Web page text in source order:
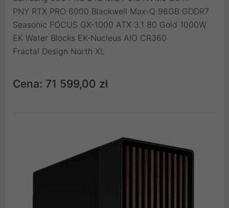
PNY RTX PRO 6000 Blackwell Max-Q 96GB GDDR7
Seasonic FOCUS GX-1000 ATX 3.1 80 Gold 1000W
EK Water Blocks EK-Nucleus AIO CR360
Fractal Design North XL
Cena: 71 599,00 zł